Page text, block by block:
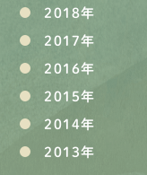
2018年
2017年
2016年
2015年
2014年
2013年